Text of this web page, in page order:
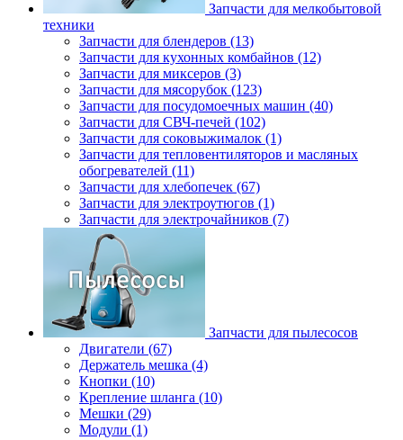
Запчасти для мелкобытовой
техники
Запчасти для блендеров (13)
Запчасти для кухонных комбайнов (12)
Запчасти для миксеров (3)
Запчасти для мясорубок (123)
Запчасти для посудомоечных машин (40)
Запчасти для СВЧ-печей (102)
Запчасти для соковыжималок (1)
Запчасти для тепловентиляторов и масляных
обогревателей (11)
Запчасти для хлебопечек (67)
Запчасти для электроутюгов (1)
Запчасти для электрочайников (7)
Запчасти для пылесосов
Двигатели (67)
Держатель мешка (4)
Кнопки (10)
Крепление шланга (10)
Мешки (29)
Модули (1)